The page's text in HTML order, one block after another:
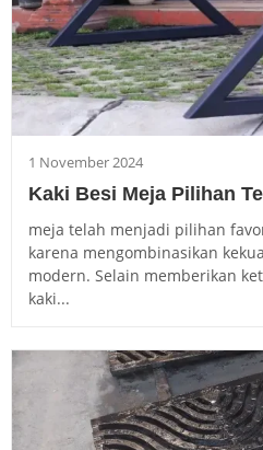
1 November 2024
Kaki Besi Meja Pilihan
meja telah menjadi pilihan
karena mengombinasikan
modern. Selain memberikan
kaki...